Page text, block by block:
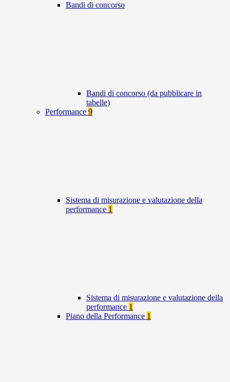
Bandi di concorso
Bandi di concorso (da pubblicare in
tabelle)
Performance 9
Sistema di misurazione e valutazione della
performance 1
Sistema di misurazione e valutazione della
performance 1
Piano della Performance 1